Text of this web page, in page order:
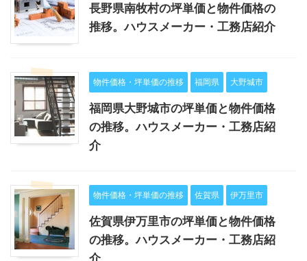
長野県南牧村の坪単価と物件価格の
推移。ハウスメーカー・工務店紹介
物件価格・坪単価の推移 福岡県 大野城市
福岡県大野城市の坪単価と物件価格
の推移。ハウスメーカー・工務店紹
介
物件価格・坪単価の推移 佐賀県 伊万里市
佐賀県伊万里市の坪単価と物件価格
の推移。ハウスメーカー・工務店紹
介